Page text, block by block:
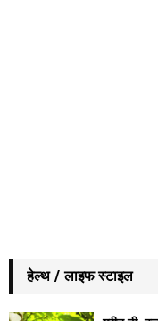
हेल्थ / लाइफ स्टाइल